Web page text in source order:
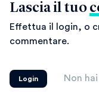
Lascia il tuo
Effettua il login, o
commentare.
Login Non